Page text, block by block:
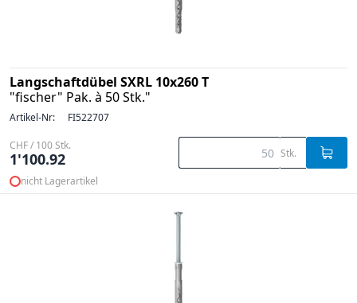
Langschaftdübel SXRL 10x260 T
"fischer" Pak. à 50 Stk."
Artikel-Nr: FI522707
CHF / 100 Stk.
1'100.92 Stk.
nicht Lagerartikel